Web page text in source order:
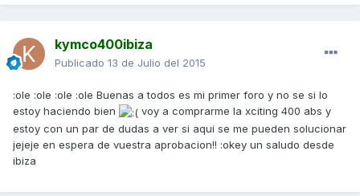
kymco400ibiza
Publicado 13 de Julio del 2015
:ole :ole :ole :ole Buenas a todos es mi primer foro y no se si lo
estoy haciendo bien
voy a comprarme la xciting 400 abs y
estoy con un par de dudas a ver si aqui se me pueden solucionar
jejeje en espera de vuestra aprobacion!! :okey un saludo desde
ibiza